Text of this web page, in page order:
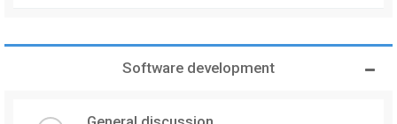
Software development